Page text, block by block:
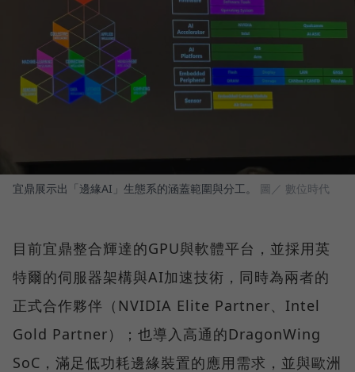
宜鼎展示出「邊緣AI」生態系的涵蓋範圍與分工。 圖／ 數位時代
目前宜鼎整合輝達的GPU與軟體平台，並採用英
特爾的伺服器架構與AI加速技術，同時為兩者的
正式合作夥伴（NVIDIA Elite Partner、Intel
Gold Partner）；也導入高通的DragonWing
SoC，滿足低功耗邊緣裝置的應用需求，並與歐洲